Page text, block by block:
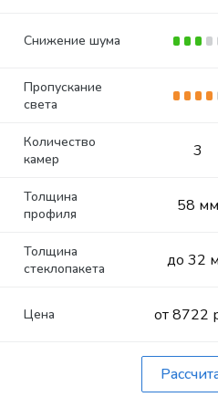
Снижение шума
Пропускание
света
Количество
камер
Толщина
профиля
Толщина
стеклопакета
Цена
3
58 мм
до 32
от 8722